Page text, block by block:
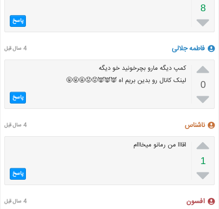
8
 پاسخ
فاطمه جلالی 4 سال قبل

0

کمپ دیگه مارو بچرخونید خو دیگه
لینک کانال رو بدین بریم اه 👿👿👿😡😡🤬🤬🤬
پاسخ
ناشناس 4 سال قبل

1

اقااا من رمانو میخااام
پاسخ
افسون 4 سال قبل